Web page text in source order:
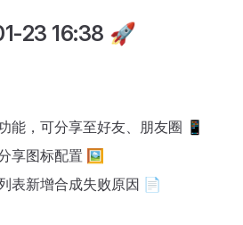
23 16:38 🚀
能，可分享至好友、朋友圈 📱
享图标配置 🖼️
表新增合成失败原因 📄